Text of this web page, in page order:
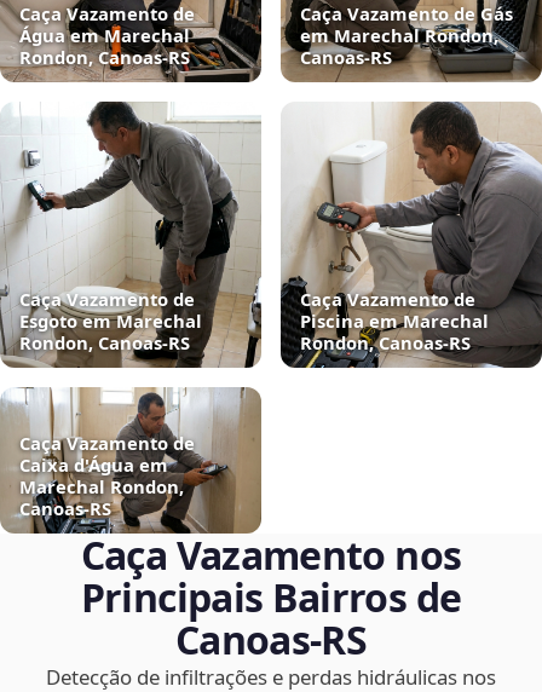
Caça Vazamento de
Água em Marechal
Rondon, Canoas‑RS
Caça Vazamento de Gás
em Marechal Rondon,
Canoas‑RS
Caça Vazamento de
Esgoto em Marechal
Rondon, Canoas‑RS
Caça Vazamento de
Piscina em Marechal
Rondon, Canoas‑RS
Caça Vazamento de
Caixa d'Água em
Marechal Rondon,
Canoas‑RS
Caça Vazamento nos
Principais Bairros de
Canoas‑RS
Detecção de infiltrações e perdas hidráulicas nos